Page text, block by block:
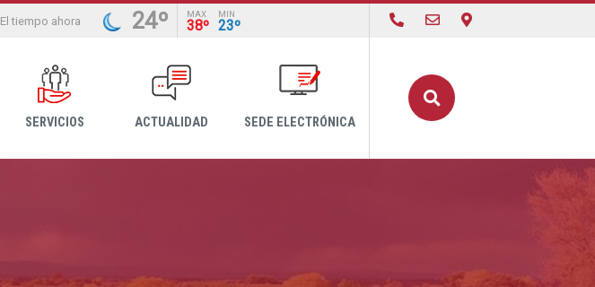
El tiempo ahora 24º MAX
38º
MIN
23º
SERVICIOS ACTUALIDAD SEDE ELECTRÓNICA